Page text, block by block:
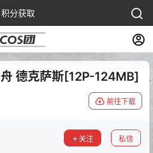
积分获取
德克萨斯[12P-124MB]
前往下载
关注 私信